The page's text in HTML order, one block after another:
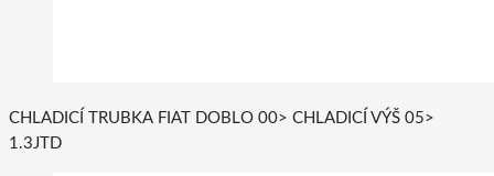
CHLADICÍ TRUBKA FIAT DOBLO 00> CHLADICÍ VÝŠ 05>
1.3JTD